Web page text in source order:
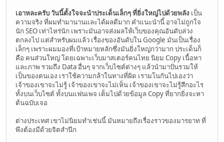
เอาหละครับ วันนี้ตั้งใจจะนำประเด็นเล็กๆ ที่ยิ่งใหญ่ไปด้วยพลัง เป็น
ความจริง ที่ผมทำมานานและได้ผลดีมาก คำแนะนำนี้ อาจไม่ถูกใจ
นัก SEO เท่าไหร่นัก เพราะมันอาจส่งผลให้เว็บของคุณอันดับล่วง
ตกลงไป แต่สำหรับผมแล้ว เรื่องของอันดับใน Google มันเป็นเรื่อง
เล็กๆ เพราะผมมองที่เป้าหมายหลักซึ่งมันยิ่งใหญ่กว่ามาก ประเด็นก็
คือ คนส่วนใหญ่ โดยเฉพาะเว็บมาสเตอร์คนไทย นิยม Copy เนื้อหา
และภาพ รวมถึง Data อื่นๆ จากเว็บไซต์ต่างๆ แล้วนำมาปั่นรวมให้
เป็นของตนเอง เราใช้ความกล้าในทางที่ผิด เรามโนกันไปเองว่า
เจ้าของเขาจะไม่รู้ เจ้าของเขาจะไม่เห็น เจ้าของเขาจะไม่รู้สึกอะไร
ทั้งบนเว็บไซต์ ทั้งบนแฟนเพจ เต็มไปด้วยข้อมูล Copy ที่ยากยิ่งจะหา
ต้นฉบับเจอ
ต่างประเทศ เขาไม่นิยมทำเช่นนี้ มันหมายถึงเรื่องราวของมารยาท ที่
พึงต้องมีด้วยจิตสำนึก